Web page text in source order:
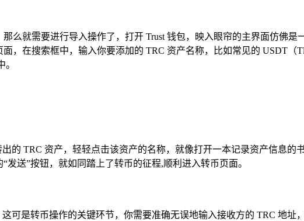
么就需要进行导入操作了，打开 Trust 钱包，映入眼帘的主界面仿佛
，在搜索框中，输入你要添加的 TRC 资产名称，比如常见的 USDT（
的 TRC 资产，轻轻点击该资产的名称，就像打开一本记录资产信息
送”按钮，就如同踏上了转币的征程,顺利进入转币页面。
可是转币操作的关键环节，你需要准确无误地输入接收方的 TRC 地